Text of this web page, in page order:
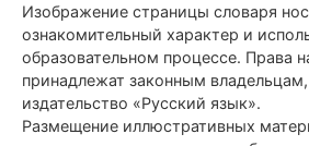
Изображение страницы словаря
ознакомительный характер и
образовательном процессе. Права
принадлежат законным
издательство «Русский язык».
Размещение иллюстративных